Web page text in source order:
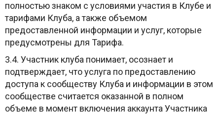
полностью знаком с условиями участия в Клубе и
тарифами Клуба, а также объемом
предоставленной информации и услуг, которые
предусмотрены для Тарифа.
3.4. Участник клуба понимает, осознает и
подтверждает, что услуга по предоставлению
доступа к сообществу Клуба и информации в этом
сообществе считается оказанной в полном
объеме в момент включения аккаунта Участника